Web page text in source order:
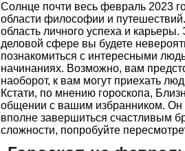
Солнце почти весь февраль 2023
области философии и
область личного успеха и
деловой сфере вы будете
познакомиться с интересными
начинаниях. Возможно, вам
наоборот, к вам могут приехать
Кстати, по мнению гороскопа,
общении с вашим избранником. Он
вполне завершиться счастливым
сложности, попробуйте